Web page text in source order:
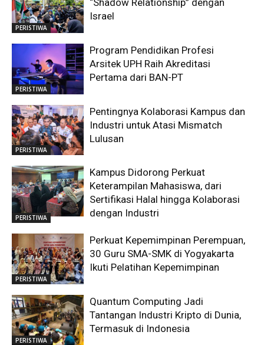
PERISTIWA
“Shadow Relationship” dengan
Israel
PERISTIWA
Program Pendidikan Profesi
Arsitek UPH Raih Akreditasi
Pertama dari BAN-PT
PERISTIWA
Pentingnya Kolaborasi Kampus dan
Industri untuk Atasi Mismatch
Lulusan
PERISTIWA
Kampus Didorong Perkuat
Keterampilan Mahasiswa, dari
Sertifikasi Halal hingga Kolaborasi
dengan Industri
PERISTIWA
Perkuat Kepemimpinan Perempuan,
30 Guru SMA-SMK di Yogyakarta
Ikuti Pelatihan Kepemimpinan
PERISTIWA
Quantum Computing Jadi
Tantangan Industri Kripto di Dunia,
Termasuk di Indonesia